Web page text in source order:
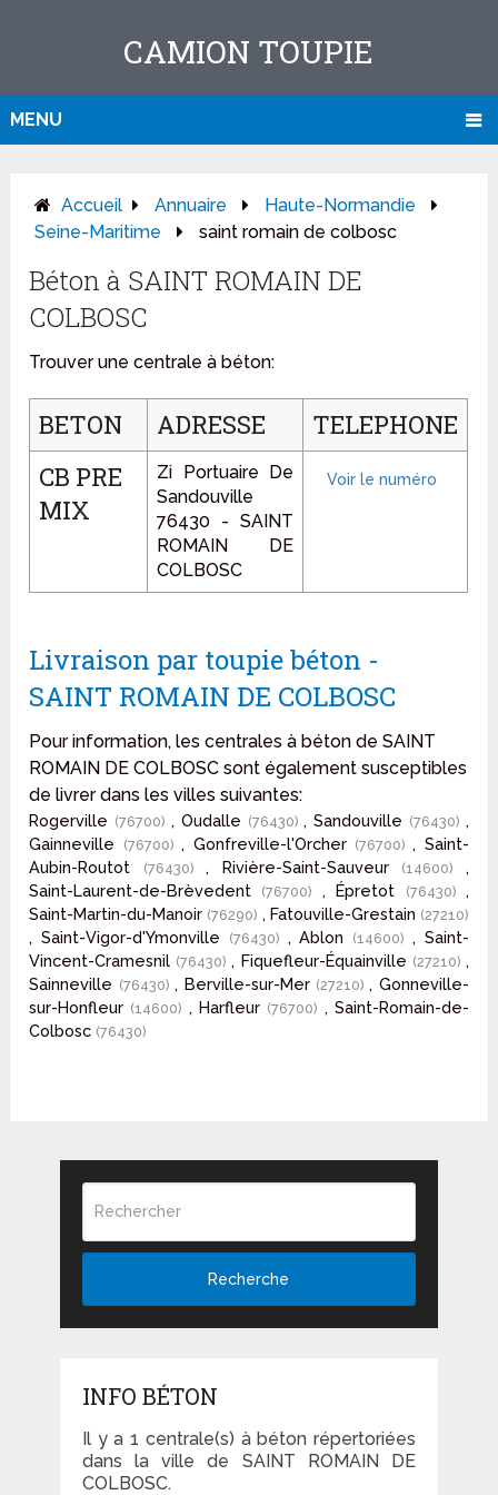
CAMION TOUPIE
MENU
Accueil Annuaire
Haute-Normandie
Seine-Maritime
saint romain de colbosc
Béton à SAINT ROMAIN DE
COLBOSC
Trouver une centrale à béton:
BETON ADRESSE
TELEPHONE
CB PRE
MIX
Zi Portuaire De
Sandouville
76430 - SAINT
ROMAIN DE
COLBOSC
Livraison par toupie béton -
SAINT ROMAIN DE COLBOSC
Pour information, les centrales à béton de SAINT
ROMAIN DE COLBOSC sont également susceptibles
de livrer dans les villes suivantes:
Rogerville (76700) , Oudalle (76430), Sandouville (76430) ,
Gainneville
(76700), Gonfreville-l'Orcher (76700), Saint-
Aubin-Routot
(76430), Rivière-Saint-Sauveur (14600) ,
Saint-Laurent-de-Brèvedent
(76700) , Épretot (76430) ,
Saint-Martin-du-Manoir (76290) , Fatouville-Grestain (27210)
, Saint-Vigor-d'Ymonville (76430) , Ablon (14600), Saint-
Vincent-Cramesnil (76430), Fiquefleur-Équainville (27210) ,
Sainneville (76430), Berville-sur-Mer (27210), Gonneville-
sur-Honfleur (14600) , Harfleur (76700) , Saint-Romain-de-
Colbosc (76430)
Recherche
INFO BÉTON
Il y a 1 centrale(s) à béton répertoriées
dans la ville de SAINT ROMAIN DE
COLBOSC.